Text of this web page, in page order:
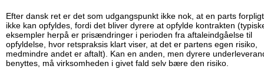
Efter dansk ret er det som udgangspunkt ikke nok, at en parts
ikke kan opfyldes, fordi det bliver dyrere at opfylde kontrakten
eksempler herpå er prisændringer i perioden fra aftaleindgåelse til
opfyldelse, hvor retspraksis klart viser, at det er partens egen risiko,
medmindre andet er aftalt). Kan en anden, men dyrere
benyttes, må virksomheden i givet fald selv bære den risiko.